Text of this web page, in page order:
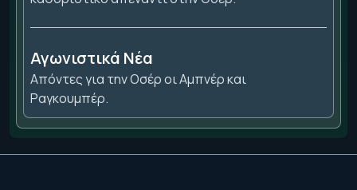
Αγωνιστικά Νέα
Απόντες για την Οσέρ οι Αμπνέρ και
Ραγκουμπέρ.